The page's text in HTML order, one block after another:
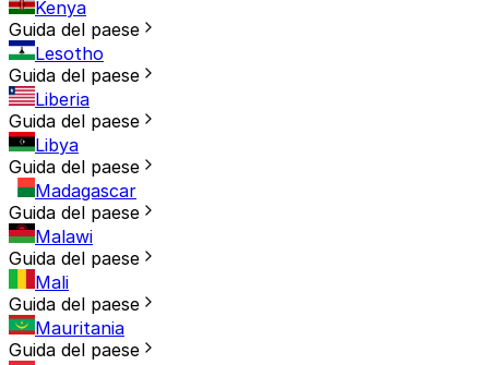
Kenya
Guida del paese
Lesotho
Guida del paese
Liberia
Guida del paese
Libya
Guida del paese
Madagascar
Guida del paese
Malawi
Guida del paese
Mali
Guida del paese
Mauritania
Guida del paese